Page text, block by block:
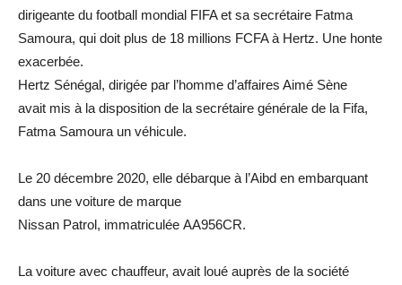
dirigeante du football mondial FIFA et sa secrétaire Fatma
Samoura, qui doit plus de 18 millions FCFAà Hertz. Une honte
exacerbée.
Hertz Sénégal, dirigée par l’homme d’affaires Aimé Sène
avait mis à la disposition de la secrétaire générale de la Fifa,
Fatma Samoura un véhicule.
Le 20 décembre 2020, elle débarque à l’Aibd en embarquant
dans une voiture de marque
Nissan Patrol, immatriculée AA956CR.
La voiture avec chauffeur, avait loué auprès de la société